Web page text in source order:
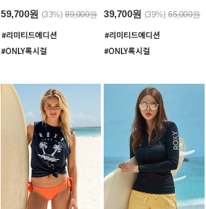
59,700원 (33%) 89,000원 39,700원 (39%) 65,000원